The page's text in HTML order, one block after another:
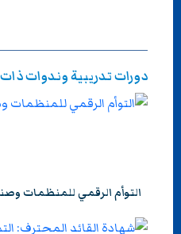
دورات تدريبية وندوات ذات
التوأم الرقمي للمنظمات